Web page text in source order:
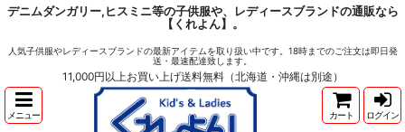
デニムダンガリー,ヒスミニ等の子供服や、レディースブランドの通販なら
【くれよん】。
人気子供服やレディースブランドの最新アイテムを取り扱い中です。18時までのご注文は即日発
送・最速配達致します。
11,000円以上お買い上げ送料無料（北海道・沖縄は別途）
メニュー カート ログイン